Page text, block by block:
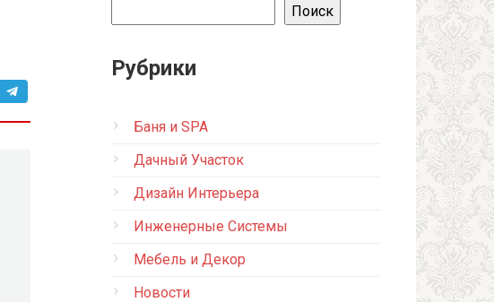
Поиск
Рубрики
Баня и SPA
Дачный Участок
Дизайн Интерьера
Инженерные Системы
Мебель и Декор
Новости